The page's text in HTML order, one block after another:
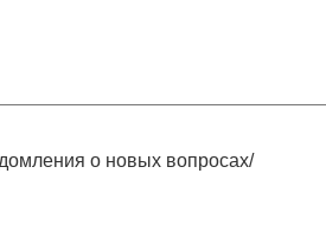
о новых вопросах/